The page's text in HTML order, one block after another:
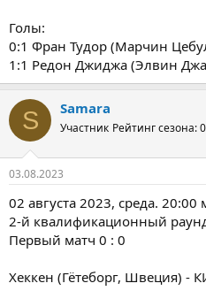
Голы:
0:1 Фран Тудор (Марчин
1:1 Редон Джиджа (Элвин
S Samara
Участник Рейтинг сезона: 0
03.08.2023
02 августа 2023, среда. 20:00
2-й квалификационный
Первый матч 0 : 0
Хеккен (Гётеборг, Швеция) -